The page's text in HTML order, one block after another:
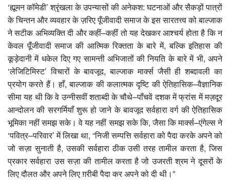
‘ह्यूमन कॉमेडी’ श्रृंखला के उपन्यासों की अनेकश: घटनाओं और सैकड़ों पात्रों
के चिन्तन और व्यवहार के ज़रिए पूँजीवादी समाज के इस सारतत्त्व को बाल्जाक
ने सटीक अभिव्यक्ति दी और कहीं–कहीं तो यह देखकर आश्चर्य होता है कि न
केवल पूँजीवादी समाज की आत्मिक रिक्तता के बारे में, बल्कि इतिहास की
कूड़ेदानी में धकेल दिए गए सामन्ती अभिजातों की नियति के बारे में भी, अपने
‘लेजिटिमिस्ट’ विचारों के बावजूद, बाल्जाक मार्क्स जैसी ही शब्दावली का
प्रयोग करते हैं। हाँ, बाल्जाक की कलात्मक दृष्टि की ऐतिहासिक–वैज्ञानिक
सीमा यह थी कि वे उन्नीसवीं शताब्दी के चौथे–पाँचवें दशक में फ्रांस में मज़दूर
आन्दोलन की सरगर्मियाँ शुरू हो जाने के बावजूद सर्वहारा वर्ग की ऐतिहासिक
भूमिका नहीं समझ सके। वे यह नहीं समझ सके कि, जैसा कि मार्क्स–एंगेल्स ने
‘पवित्र–परिवार’ में लिखा था, “निजी सम्पत्ति सर्वहारा को पैदा करके अपने को
जो सज़ा सुनाती है, उसकी सर्वहारा ठीक उसी तरह तामील करता है, जिस
प्रकार सर्वहारा उस सज़ा की तामील करता है जो उजरती श्रम ने दूसरों के
लिए दौलत और अपने लिए ग़रीबी पैदा कर अपने को दी थी।”